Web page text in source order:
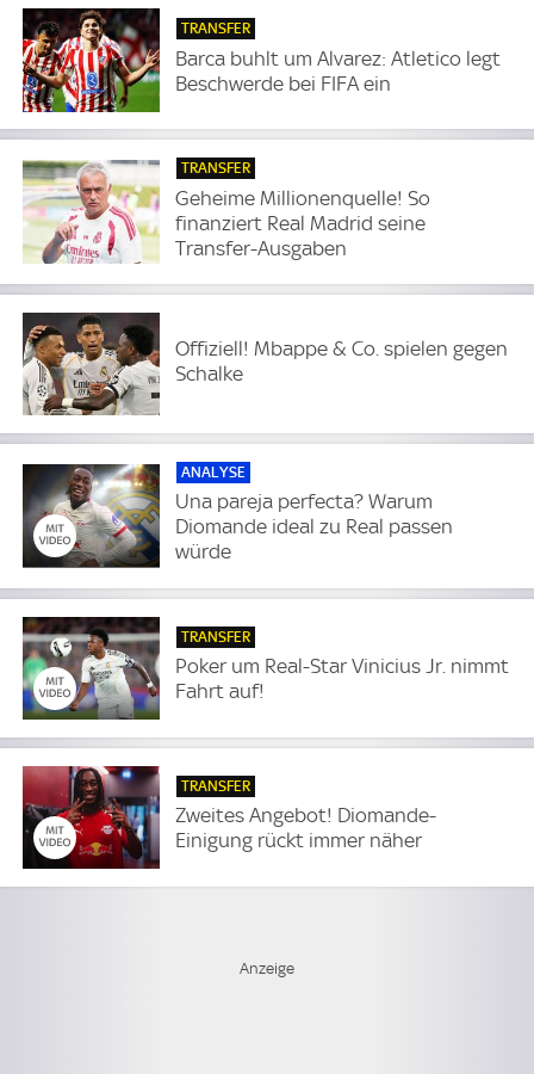
TRANSFER
Barca buhlt um Alvarez: Atletico legt
Beschwerde bei FIFA ein
TRANSFER
Geheime Millionenquelle! So
finanziert Real Madrid seine
Transfer-Ausgaben
Offiziell! Mbappe & Co. spielen gegen
Schalke
ANALYSE
Una pareja perfecta? Warum
Diomande ideal zu Real passen
würde
TRANSFER
Poker um Real-Star Vinicius Jr. nimmt
Fahrt auf!
TRANSFER
Zweites Angebot! Diomande-
Einigung rückt immer näher